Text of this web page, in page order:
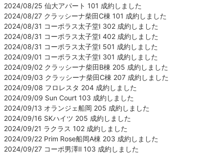
2024/08/25 仙大アパート 101 成約しました
2024/08/27 クラッシーナ柴田C棟 101 成約しました
2024/08/31 コーポラス太子堂Ⅰ 302 成約しました
2024/08/31 コーポラス太子堂Ⅰ 402 成約しました
2024/08/31 コーポラス太子堂Ⅰ 501 成約しました
2024/09/01 コーポラス太子堂Ⅰ 301 成約しました
2024/09/02 クラッシーナ柴田B棟 205 成約しました
2024/09/03 クラッシーナ柴田C棟 207 成約しました
2024/09/08 フロレスタ 204 成約しました
2024/09/09 Sun Court 103 成約しました
2024/09/13 オランジェ船岡 205 成約しました
2024/09/16 SKハイツ 205 成約しました
2024/09/21 ラクラス 102 成約しました
2024/09/22 Prim Rose船岡A棟 203 成約しました
2024/09/27 コーポ男澤Ⅱ 103 成約しました